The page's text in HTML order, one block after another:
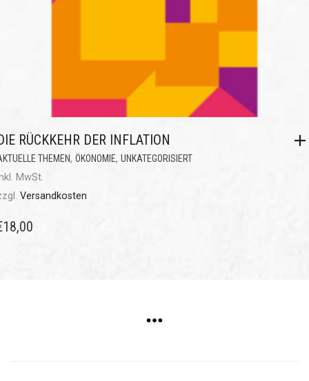
RÜCKKEHR DER INFLATION
THEMEN, ÖKONOMIE, UNKATEGORISIERT
MwSt.
Versandkosten
18,00